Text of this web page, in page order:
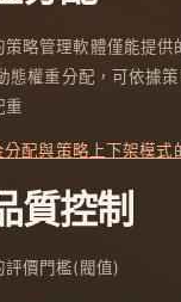
略管理軟體僅能提供
態權重分配，可依據
重
配與策略上下架模式
質控制
評價門檻(閥值)